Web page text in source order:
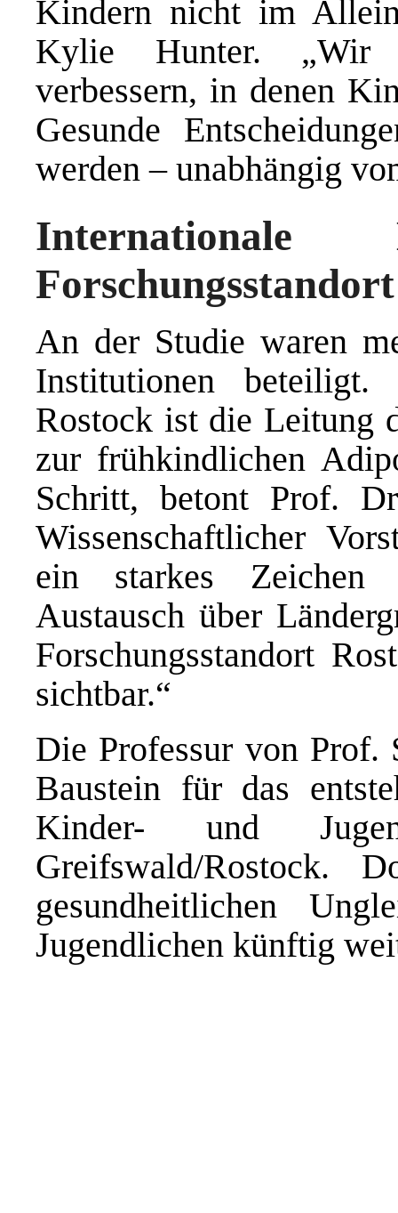
Kindern nicht im
Kylie Hunter. „Wir
verbessern, in denen
Gesunde
werden – unabhängig
Internationale
An der Studie waren
Institutionen beteiligt.
Rostock ist die Leitung
zur frühkindlichen
Schritt, betont Prof.
Wissenschaftlicher
ein starkes Zeichen
Austausch über
Forschungsstandort
sichtbar.“
Die Professur von Prof.
Baustein für das
Kinder- und
Greifswald/Rostock.
gesundheitlichen
Jugendlichen künftig